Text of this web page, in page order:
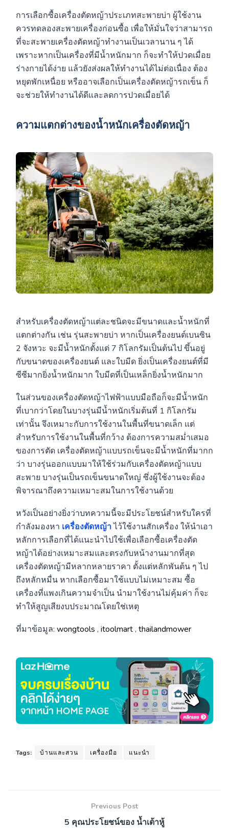
การเลือกซื้อเครื่องตัดหญ้าประเภทสะพายบ่า ผู้ใช้งาน
ควรทดลองสะพายเครื่องก่อนซื้อ เพื่อให้มั่นใจว่าสามารถ
ที่จะสะพายเครื่องตัดหญ้าทำงานเป็นเวลานาน ๆ ได้
เพราะหากเป็นเครื่องที่มีน้ำหนักมาก ก็จะทำให้ปวดเมื่อย
ร่างกายได้ง่าย แล้วยังส่งผลให้ทำงานได้ไม่ต่อเนื่อง ต้อง
หยุดพักเหนื่อย หรืออาจเลือกเป็นเครื่องตัดหญ้ารถเข็น ก็
จะช่วยให้ทำงานได้ดีและลดการปวดเมื่อยได้
ความแตกต่างของน้ำหนักเครื่องตัดหญ้า
สำหรับเครื่องตัดหญ้าแต่ละชนิดจะมีขนาดและน้ำหนักที่
แตกต่างกัน เช่น รุ่นสะพายบ่า หากเป็นเครื่องยนต์เบนซิน
2 จังหวะ จะมีน้ำหนักตั้งแต่ 7 กิโลกรัมเป็นต้นไป ขึ้นอยู่
กับขนาดของเครื่องยนต์ และใบมีด ยิ่งเป็นเครื่องยนต์ที่มี
ซีซีมากยิ่งน้ำหนักมาก ใบมีดที่เป็นเหล็กยิ่งน้ำหนักมาก
ในส่วนของเครื่องตัดหญ้าไฟฟ้าแบบมือถือก็จะมีน้ำหนัก
ที่เบากว่าโดยในบางรุ่นมีน้ำหนักเริ่มต้นที่ 1 กิโลกรัม
เท่านั้น จึงเหมาะกับการใช้งานในพื้นที่ขนาดเล็ก แต่
สำหรับการใช้งานในพื้นที่กว้าง ต้องการความสม่ำเสมอ
ของการตัด เครื่องตัดหญ้าแบบรถเข็นจะมีน้ำหนักที่มากก
ว่า บางรุ่นออกแบบมาให้ใช้ร่วมกับเครื่องตัดหญ้าแบบ
สะพาย บางรุ่นเป็นรถเข็นขนาดใหญ่ ซึ่งผู้ใช้งานจะต้อง
พิจารณาถึงความเหมาะสมในการใช้งานด้วย
หวังเป็นอย่างยิ่งว่าบทความนี้จะมีประโยชน์สำหรับใครที่
กำลังมองหา เครื่องตัดหญ้าไว้ใช้งานสักเครื่อง ให้นำเอา
หลักการเลือกที่ได้แนะนำไปใช้เพื่อเลือกซื้อเครื่องตัด
หญ้าได้อย่างเหมาะสมและตรงกับหน้างานมากที่สุด
เครื่องตัดหญ้ามีหลากหลายราคา ตั้งแต่หลักพันต้น ๆ ไป
ถึงหลักหมื่น หากเลือกซื้อมาใช้แบบไม่เหมาะสม ซื้อ
เครื่องที่แพงเกินความจำเป็น นำมาใช้งานไม่คุ้มค่า ก็จะ
ทำให้สูญเสียงบประมาณโดยใช่เหตุ
ที่มาข้อมูล: wongtools , itoolmart, thailandmower
Tags: บ้านและสวน เครื่องมือ แนะนำ
Previous Post
5 คุณประโยชน์ของ น้ำเต้าหู้